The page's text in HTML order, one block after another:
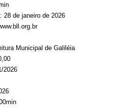
28 de janeiro de 2026
Municipal de Galiléia
2026